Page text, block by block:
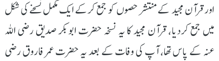
اور قرآن مجید کے منتشر حصوں کو جمع کرکے ایک مکمل نسخے کی شکل
میں جمع کردیا، قرآن مجید کا یہ نسخہ حضرت ابوبکر صدیق رضی اللہ
عنہ کے پاس تھا، آپ کی وفات کے بعد یہ حضرت عمر فاروق رضی